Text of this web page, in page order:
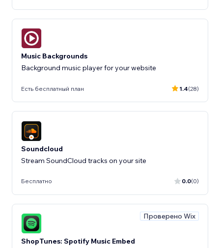
Music Backgrounds
Background music player for your website
Есть бесплатный план 1.4(28)
Soundcloud
Stream SoundCloud tracks on your site
Бесплатно 0.0(0)
Проверено Wix
ShopTunes: Spotify Music Embed